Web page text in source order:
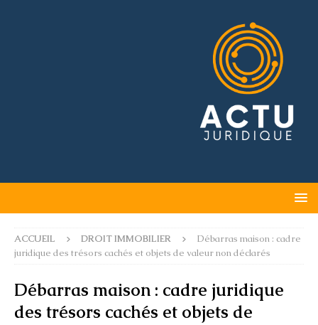
ACCUEIL DROIT IMMOBILIER
Débarras maison : cadre
juridique des trésors cachés et objets de valeur non déclarés
Débarras maison : cadre juridique
des trésors cachés et objets de